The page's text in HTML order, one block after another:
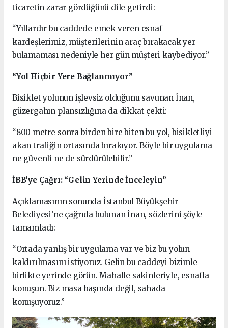
ticaretin zarar gördüğünü dile getirdi:
“Yıllardır bu caddede emek veren esnaf
kardeşlerimiz, müşterilerinin araç bırakacak yer
bulamaması nedeniyle her gün müşteri kaybediyor.”
“Yol Hiçbir Yere Bağlanmıyor”
Bisiklet yolunun işlevsiz olduğunu savunan İnan,
güzergahın plansızlığına da dikkat çekti:
“800 metre sonra birden bire biten bu yol, bisikletliyi
akan trafiğin ortasında bırakıyor. Böyle bir uygulama
ne güvenli ne de sürdürülebilir.”
İBB’ye Çağrı: “Gelin Yerinde İnceleyin”
Açıklamasının sonunda İstanbul Büyükşehir
Belediyesi’ne çağrıda bulunan İnan, sözlerini şöyle
tamamladı:
“Ortada yanlış bir uygulama var ve biz bu yolun
kaldırılmasını istiyoruz. Gelin bu caddeyi bizimle
birlikte yerinde görün. Mahalle sakinleriyle, esnafla
konuşun. Biz masa başında değil, sahada
konuşuyoruz.”